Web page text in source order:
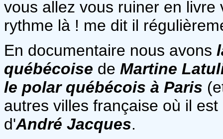
vous allez vous ruiner en
rythme là ! me dit il
En documentaire nous avons
québécoise de Martine
le polar québécois à Paris
autres villes française où il
d'André Jacques.